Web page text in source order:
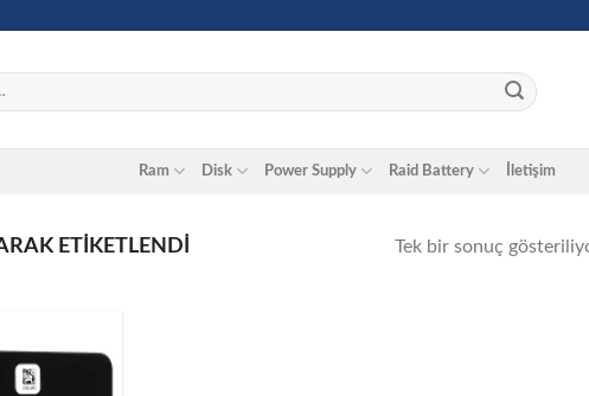
Ram Disk Power Supply Raid Battery İletişim
ETIKETLENDI Tek bir sonuç